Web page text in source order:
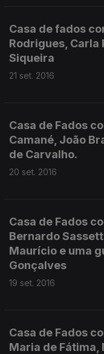
Casa de fados
Rodrigues, Carla
Siqueira
21 set. 2016
Casa de Fados
Camané, João
de Carvalho.
20 set. 2016
Casa de Fados
Bernardo
Maurício e uma
Gonçalves
19 set. 2016
Casa de Fados
Maria de Fátima,